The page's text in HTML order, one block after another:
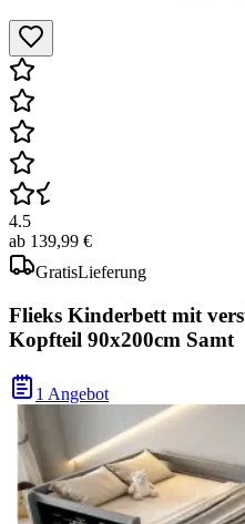
4.5
ab 139,99 €
GratisLieferung
Flieks Kinderbett mit
Kopfteil 90x200cm Samt
1 Angebot